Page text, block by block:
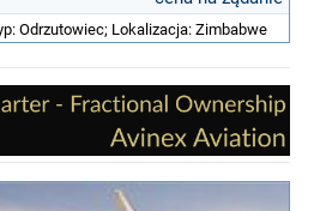
Odrzutowiec; Lokalizacja: Zimbabwe